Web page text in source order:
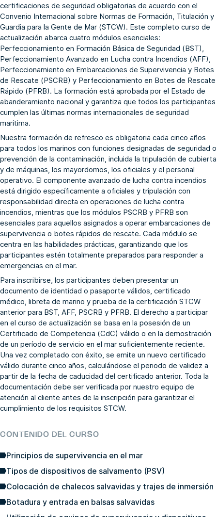
certificaciones de seguridad obligatorias de acuerdo con el
Convenio Internacional sobre Normas de Formación, Titulación y
Guardia para la Gente de Mar (STCW). Este completo curso de
actualización abarca cuatro módulos esenciales:
Perfeccionamiento en Formación Básica de Seguridad (BST)
Perfeccionamiento Avanzado en Lucha contra Incendios (AFF)
Perfeccionamiento en Embarcaciones de Supervivencia y Botes
de Rescate (PSCRB) y Perfeccionamiento en Botes de Rescate
Rápido (PFRB). La formación está aprobada por el Estado de
abanderamiento nacional y garantiza que todos los participantes
cumplen las últimas normas internacionales de seguridad
marítima.
Nuestra formación de refresco es obligatoria cada cinco años
para todos los marinos con funciones designadas de seguridad o
prevención de la contaminación, incluida la tripulación de cubierta
y de máquinas, los mayordomos, los oficiales y el personal
operativo. El componente avanzado de lucha contra incendios
está dirigido específicamente a oficiales y tripulación con
responsabilidad directa en operaciones de lucha contra
incendios, mientras que los módulos PSCRB y PFRB son
esenciales para aquellos asignados a operar embarcaciones de
supervivencia o botes rápidos de rescate. Cada módulo se
centra en las habilidades prácticas, garantizando que los
participantes estén totalmente preparados para responder a
emergencias en el mar.
Para inscribirse, los participantes deben presentar un
documento de identidad o pasaporte válidos, certificado
médico, libreta de marino y prueba de la certificación STCW
anterior para BST, AFF, PSCRB y PFRB. El derecho a participar
en el curso de actualización se basa en la posesión de un
Certificado de Competencia (CdC) válido o en la demostración
de un período de servicio en el mar suficientemente reciente.
Una vez completado con éxito, se emite un nuevo certificado
válido durante cinco años, calculándose el periodo de validez a
partir de la fecha de caducidad del certificado anterior. Toda la
documentación debe ser verificada por nuestro equipo de
atención al cliente antes de la inscripción para garantizar el
cumplimiento de los requisitos STCW.
CONTENIDO DEL CURSO
Principios de supervivencia en el mar
Tipos de dispositivos de salvamento (PSV)
Colocación de chalecos salvavidas y trajes de inmersión
Botadura y entrada en balsas salvavidas